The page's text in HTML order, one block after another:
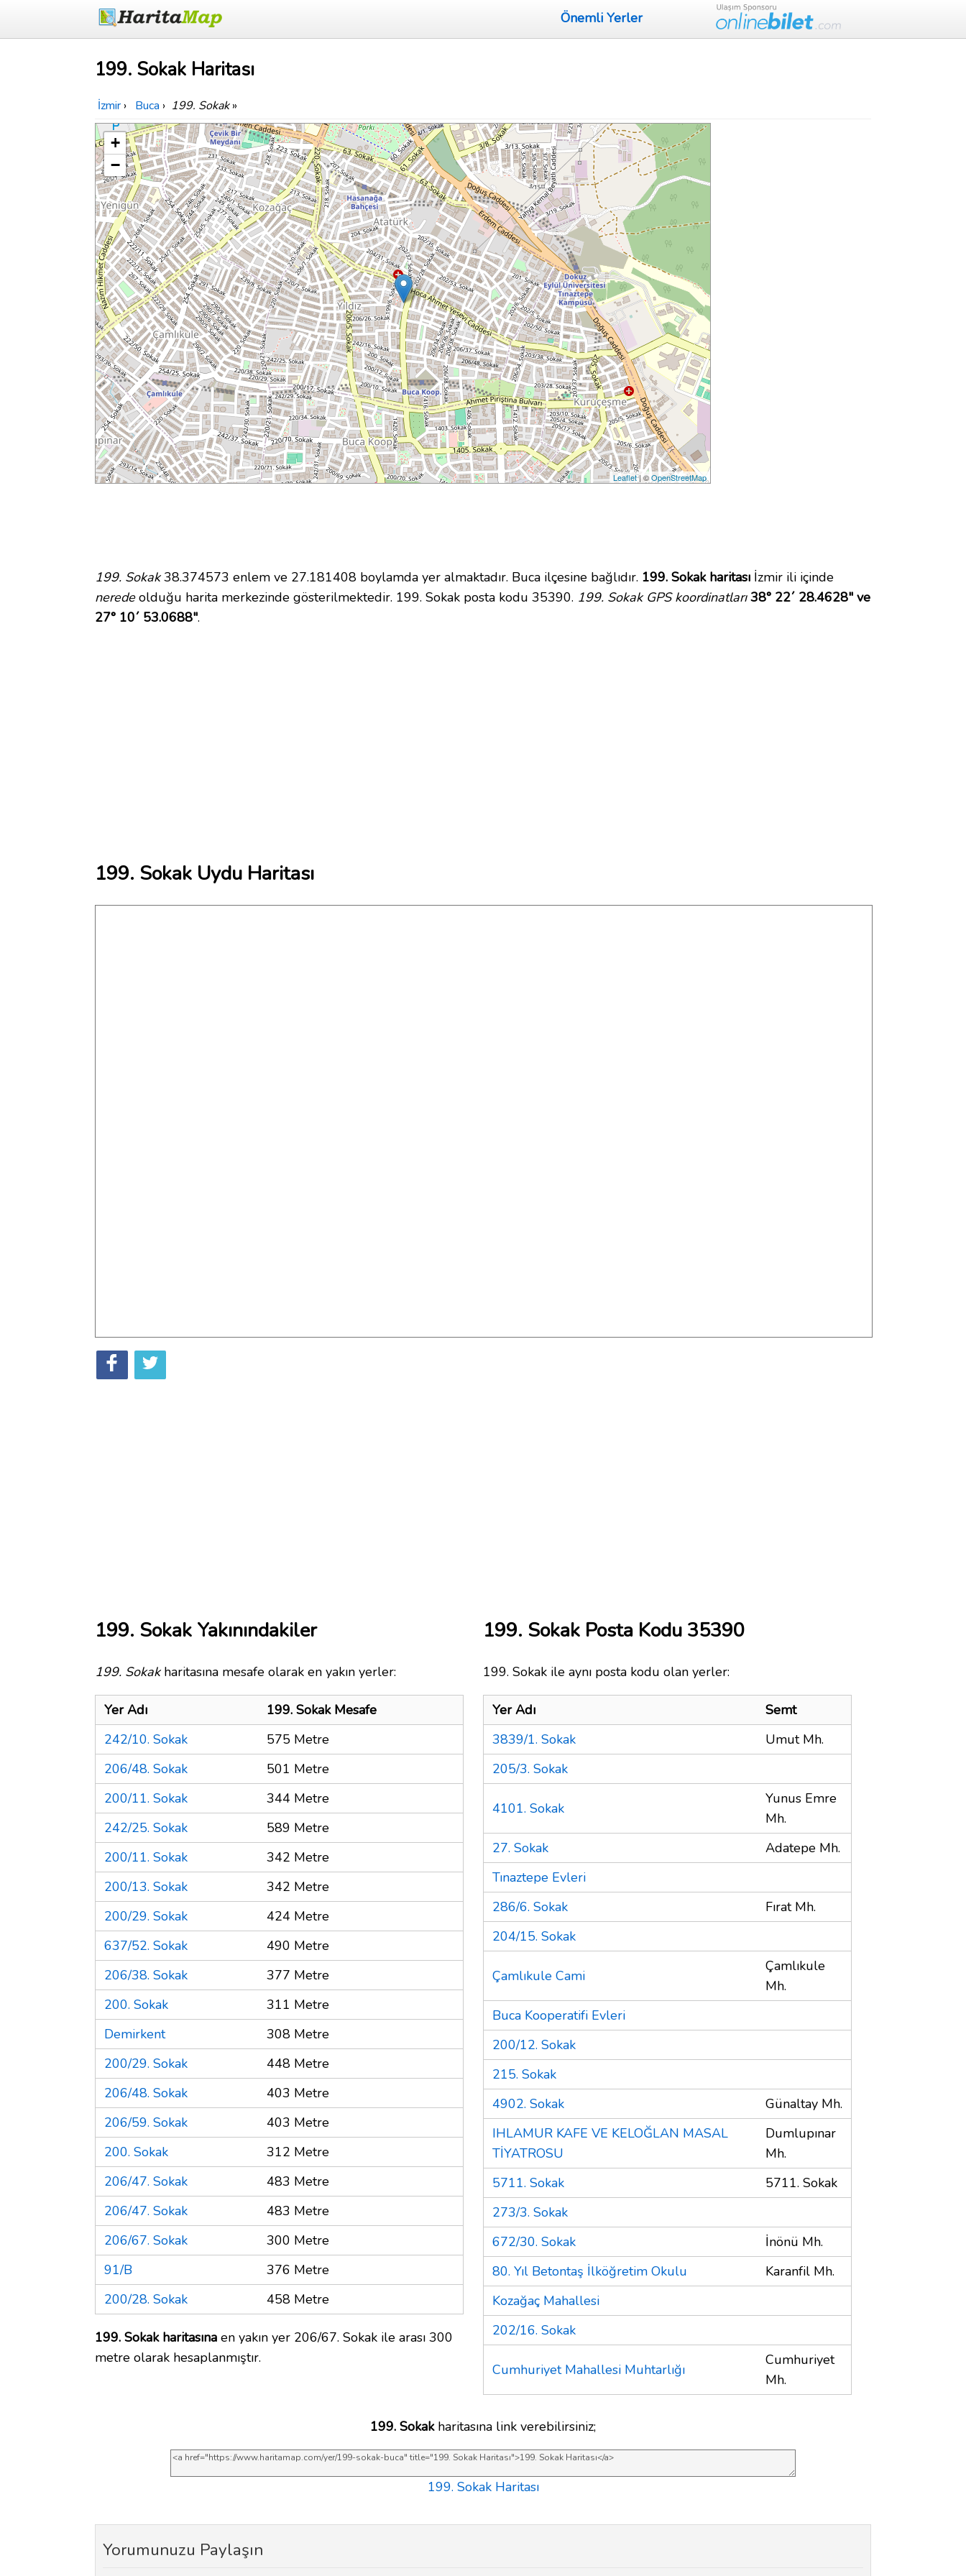
Önemli Yerler
199. Sokak Haritası
İzmir › Buca › 199. Sokak»
+
−
Leaflet| ©OpenStreetMap
199. Sokak38.374573 enlem ve 27.181408 boylamda yer almaktadır. Buca ilçesine bağlıdır. 199. Sokak haritası İzmir ili içinde
neredeolduğu harita merkezinde gösterilmektedir. 199. Sokak posta kodu 35390. 199. Sokak GPS koordinatları 38° 22´ 28.4628" ve
27° 10´ 53.0688".
199. Sokak Uydu Haritası
199. Sokak Yakınındakiler
199. Sokakharitasına mesafe olarak en yakın yerler:
Yer Adı
199. Sokak Mesafe
242/10. Sokak
575 Metre
206/48. Sokak
501 Metre
200/11. Sokak
344 Metre
242/25. Sokak
589 Metre
200/11. Sokak
342 Metre
200/13. Sokak
342 Metre
200/29. Sokak
424 Metre
637/52. Sokak
490 Metre
206/38. Sokak
377 Metre
200. Sokak
311 Metre
Demirkent
308 Metre
200/29. Sokak
448 Metre
206/48. Sokak
403 Metre
206/59. Sokak
403 Metre
200. Sokak
312 Metre
206/47. Sokak
483 Metre
206/47. Sokak
483 Metre
206/67. Sokak
300 Metre
91/B
376 Metre
200/28. Sokak
458 Metre
199. Sokak haritasına en yakın yer 206/67. Sokak ile arası 300
metre olarak hesaplanmıştır.
199. Sokak Posta Kodu 35390
199. Sokak ile aynı posta kodu olan yerler:
Yer Adı
Semt
3839/1. Sokak
Umut Mh.
205/3. Sokak
4101. Sokak
Yunus Emre
Mh.
27. Sokak
Adatepe Mh.
Tınaztepe Evleri
286/6. Sokak
Fırat Mh.
204/15. Sokak
Çamlıkule Cami
Çamlıkule
Mh.
Buca Kooperatifi Evleri
200/12. Sokak
215. Sokak
4902. Sokak
Günaltay Mh.
IHLAMUR KAFE VE KELOĞLAN MASAL
TİYATROSU
Dumlupınar
Mh.
5711. Sokak
5711. Sokak
273/3. Sokak
672/30. Sokak
İnönü Mh.
80. Yıl Betontaş İlköğretim Okulu
Karanfil Mh.
Kozağaç Mahallesi
202/16. Sokak
Cumhuriyet Mahallesi Muhtarlığı
Cumhuriyet
Mh.
199. Sokakharitasına link verebilirsiniz;
199. Sokak Haritası
Yorumunuzu Paylaşın